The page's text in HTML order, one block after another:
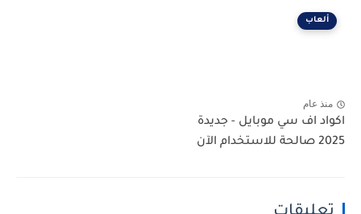
ألعاب
منذ عام
اكواد اف سي موبايل - جديدة
2025 صالحة للاستخدام الآن